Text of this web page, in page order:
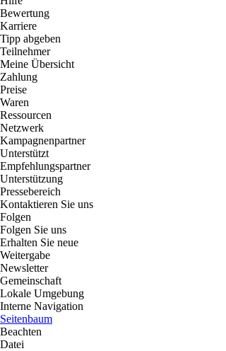
Bewertung
Karriere
Tipp abgeben
Teilnehmer
Meine Übersicht
Zahlung
Preise
Waren
Ressourcen
Netzwerk
Kampagnenpartner
Unterstützt
Empfehlungspartner
Unterstützung
Pressebereich
Kontaktieren Sie uns
Folgen
Folgen Sie uns
Erhalten Sie neue
Weitergabe
Newsletter
Gemeinschaft
Lokale Umgebung
Interne Navigation
Seitenbaum
Beachten
Datei